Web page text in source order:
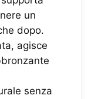
un
dopo.
agisce
senza